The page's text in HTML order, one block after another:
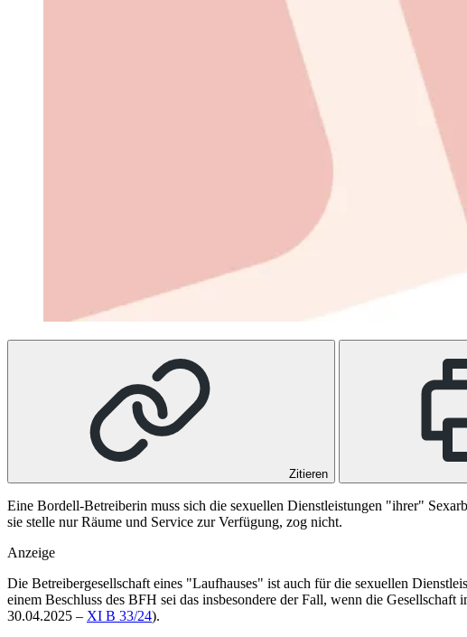
Zitieren
Eine Bordell-Betreiberin muss sich die sexuellen Dienstleistungen "ihrer"
sie stelle nur Räume und Service zur Verfügung, zog nicht.
Anzeige
Die Betreibergesellschaft eines "Laufhauses" ist auch für die sexuellen
einem Beschluss des BFH sei das insbesondere der Fall, wenn die
30.04.2025 – XI B 33/24).